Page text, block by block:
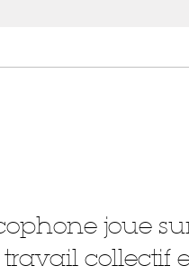
joue
collectif